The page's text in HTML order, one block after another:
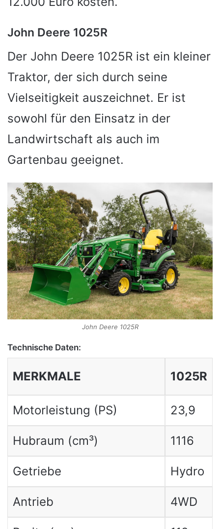
John Deere 1025R
Der John Deere 1025R ist ein kleiner
Traktor, der sich durch seine
Vielseitigkeit auszeichnet. Er ist
sowohl für den Einsatz in der
Landwirtschaft als auch im
Gartenbau geeignet.
John Deere 1025R
Technische Daten:
MERKMALE 1025R
Motorleistung (PS) 23,9
Hubraum (cm³) 1116
Getriebe Hydro
Antrieb 4WD